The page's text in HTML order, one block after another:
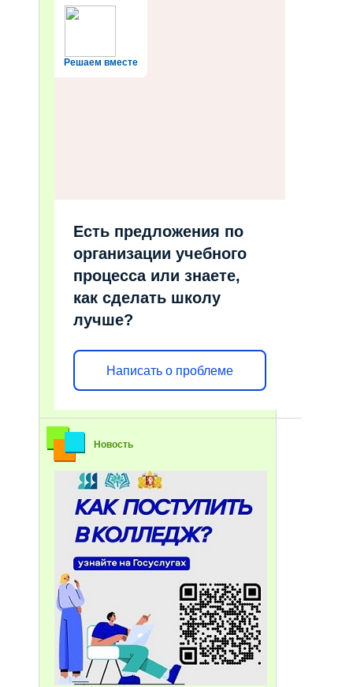
Решаем вместе
Есть предложения по
организации учебного
процесса или знаете,
как сделать школу
лучше?
Написать о проблеме
Новость